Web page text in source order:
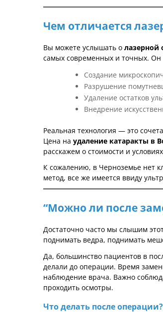
Чем отличается
Вы можете услышать о лазерной
самых современных и точных. Он
Создание
Разрушение
Удаление остатков
Внедрение
Реальная технология — это
Цена на удаление катаракты в
расскажем о стоимости и
К сожалению, в Черноземье нет
метод, все же имеется ввиду
“Можно ли после
Достаточно часто мы слышим
поднимать ведра, поднимать
Да, большинство пациентов в
делали до операции. Время
наблюдение врача. Важно
проходить осмотры.
Что делать после операции?